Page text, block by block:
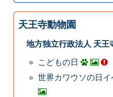
天王寺動物園
地方独立行政法人 天王
こどもの日
世界カワウソの日